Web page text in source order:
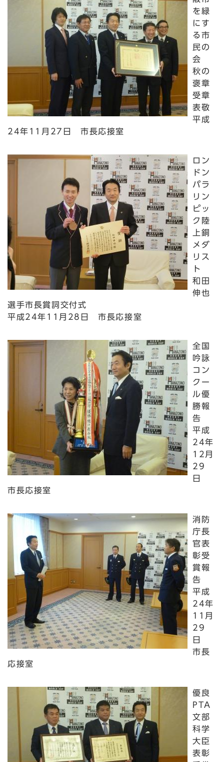
を緑
にす
る市
民の
会
秋の
褒章
受章
表敬
平成
24年11月27日 市長応接室
ロン
ドン
パラ
リン
ピッ
ク陸
上銅
メダ
リス
ト
和田
伸也
選手市長賞詞交付式
平成24年11月28日 市長応接室
全国
吟詠
コン
クー
ル優
勝報
告
平成
24年
12月
29
日
市長応接室
消防
庁長
官表
彰受
賞報
告
平成
24年
11月
29
日
市長
応接室
優良
PTA
文部
科学
大臣
表彰